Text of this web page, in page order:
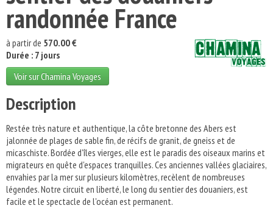
randonnée France
à partir de 570.00 €
Durée : 7 jours
Voir sur Chamina Voyages
Description
Restée très nature et authentique, la côte bretonne des Abers est
jalonnée de plages de sable fin, de récifs de granit, de gneiss et de
micaschiste. Bordée d'îles vierges, elle est le paradis des oiseaux marins et
migrateurs en quête d'espaces tranquilles. Ces anciennes vallées glaciaires,
envahies par la mer sur plusieurs kilomètres, recèlent de nombreuses
légendes. Notre circuit en liberté, le long du sentier des douaniers, est
facile et le spectacle de l'océan est permanent.